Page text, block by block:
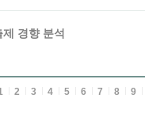
경향 분석
2 3 4 5 6 7 8 9